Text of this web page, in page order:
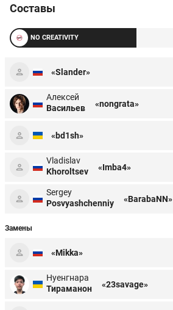
Составы
NO CREATIVITY
«Slander»
Алексей
Васильев
«nongrata»
«bd1sh»
Vladislav
Khoroltsev
«Imba4»
Sergey
Posvyashchenniy
«BarabaNN»
Замены
«Mikka»
Нуенгнара
Тираманон
«23savage»